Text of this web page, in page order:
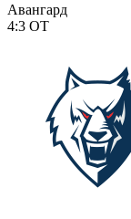
Авангард
4:3 ОТ